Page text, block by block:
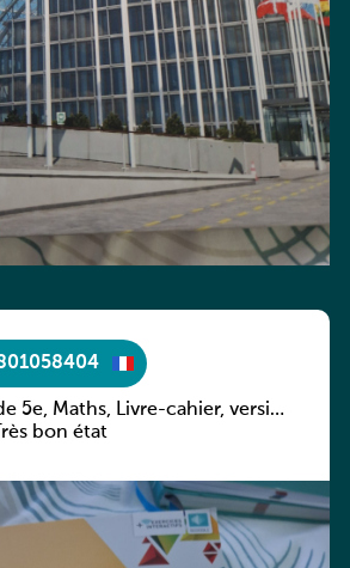
5e, Maths, Livre-cahier, version
bon état